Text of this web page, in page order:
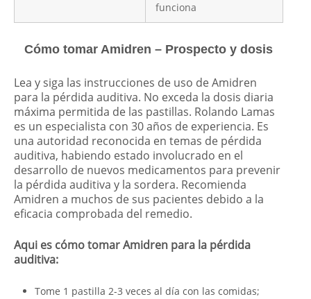
funciona
Cómo tomar Amidren – Prospecto y dosis
Lea y siga las instrucciones de uso de Amidren
para la pérdida auditiva. No exceda la dosis diaria
máxima permitida de las pastillas. Rolando Lamas
es un especialista con 30 años de experiencia. Es
una autoridad reconocida en temas de pérdida
auditiva, habiendo estado involucrado en el
desarrollo de nuevos medicamentos para prevenir
la pérdida auditiva y la sordera. Recomienda
Amidren a muchos de sus pacientes debido a la
eficacia comprobada del remedio.
Aqui es cómo tomar Amidren para la pérdida
auditiva:
Tome 1 pastilla 2-3 veces al día con las comidas;